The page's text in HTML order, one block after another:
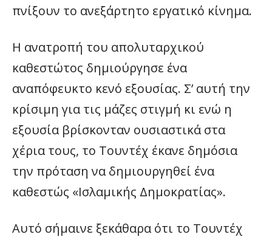
πνίξουν το ανεξάρτητο εργατικό κίνημα.
Η ανατροπή του απολυταρχικού
καθεστώτος δημιούργησε ένα
αναπόφευκτο κενό εξουσίας. Σ’ αυτή την
κρίσιμη για τις μάζες στιγμή κι ενώ η
εξουσία βρίσκονταν ουσιαστικά στα
χέρια τους, το Τουντέχ έκανε δημόσια
την πρόταση να δημιουργηθεί ένα
καθεστώς «Ισλαμικής Δημοκρατίας».
Αυτό σήμαινε ξεκάθαρα ότι το Τουντέχ